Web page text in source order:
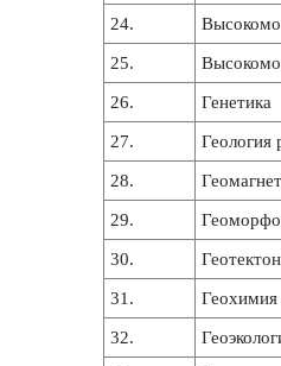
24.
25.
26. Генетика
27. Геология
28.
29.
30.
31. Геохимия
32.